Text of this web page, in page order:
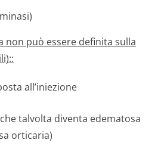
non può essere definita sulla
all’iniezione
talvolta diventa edematosa
orticaria)